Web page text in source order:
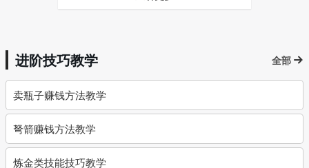
进阶技巧教学 全部
卖瓶子赚钱方法教学
弩箭赚钱方法教学
炼金类技能技巧教学